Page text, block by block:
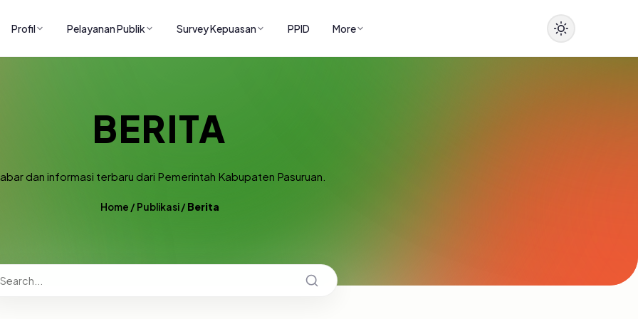
Profil Pelayanan Publik Survey Kepuasan PPID More
BERITA
dan informasi terbaru dari Pemerintah Kabupaten Pasuruan.
Home /Publikasi/Berita